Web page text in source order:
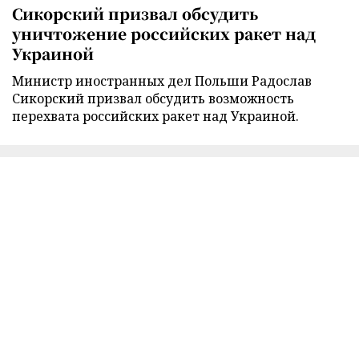
Сикорский призвал обсудить
уничтожение российских ракет над
Украиной
Министр иностранных дел Польши Радослав
Сикорский призвал обсудить возможность
перехвата российских ракет над Украиной.